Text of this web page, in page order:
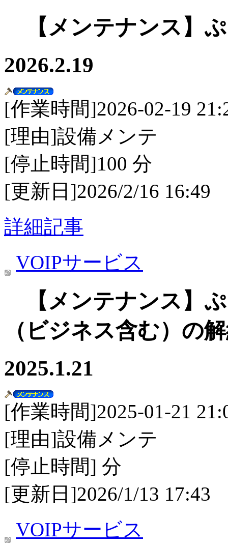
【メンテナンス】
2026.2.19
[作業時間]2026-02-19
[理由]設備メンテ
[停止時間]100 分
[更新日]2026/2/16 16:49
詳細記事
VOIPサービス
【メンテナンス】
（ビジネス含む）の
2025.1.21
[作業時間]2025-01-21
[理由]設備メンテ
[停止時間] 分
[更新日]2026/1/13 17:43
VOIPサービス